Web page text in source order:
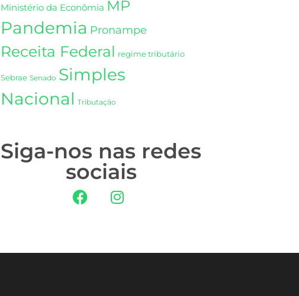
Ministério da Econômia MP
Pandemia Pronampe
Receita Federal regime tributário
Sebrae Senado Simples
Nacional Tributação
Siga-nos nas redes
sociais